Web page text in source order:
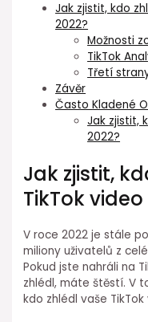
Jak zjistit, kdo
2022?
Možnosti
TikTok
Třetí
Závěr
Často Kladené
Jak zjistit,
2022?
Jak zjistit,
TikTok
V roce 2022 je stále
miliony uživatelů z
Pokud jste nahráli na
zhlédl, máte štěstí. V
kdo zhlédl vaše